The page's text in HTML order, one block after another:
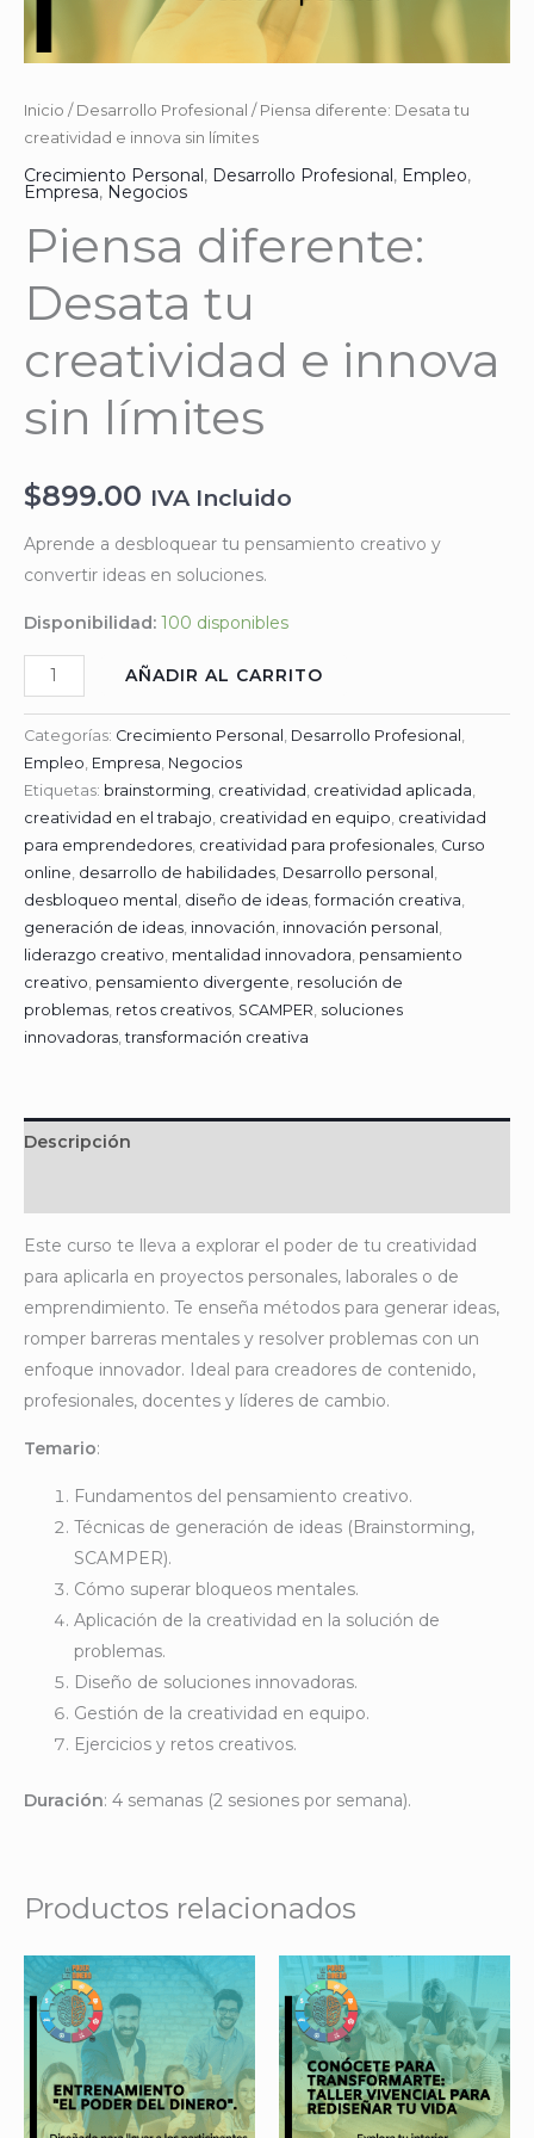
Inicio / Desarrollo Profesional / Piensa diferente: Desata tu
creatividad e innova sin límites
Crecimiento Personal, Desarrollo Profesional, Empleo,
Empresa, Negocios
Piensa diferente:
Desata tu
creatividad e innova
sin límites
$899.00 IVA Incluido
Aprende a desbloquear tu pensamiento creativo y
convertir ideas en soluciones.
Disponibilidad: 100 disponibles
AÑADIR AL CARRITO
Categorías: Crecimiento Personal Desarrollo Profesional
Empleo Empresa Negocios
Etiquetas: brainstorming creatividad creatividad aplicada
creatividad en el trabajo creatividad en equipo creatividad
para emprendedores creatividad para profesionales Curso
online desarrollo de habilidades Desarrollo personal
desbloqueo mental
diseño de ideas ,formación creativa
generación de ideas innovación innovación personal
liderazgo creativo mentalidad innovadora pensamiento
creativo pensamiento divergente resolución de
problemas retos creativos SCAMPER soluciones
innovadoras ,transformación creativa
Descripción
Este curso te lleva a explorar el poder de tu creatividad
para aplicarla en proyectos personales, laborales o de
emprendimiento. Te enseña métodos para generar ideas,
romper barreras mentales y resolver problemas con un
enfoque innovador. Ideal para creadores de contenido,
profesionales, docentes y líderes de cambio.
Temario:
Fundamentos del pensamiento creativo.
Técnicas de generación de ideas (Brainstorming,
SCAMPER).
Cómo superar bloqueos mentales.
Aplicación de la creatividad en la solución de
problemas.
Diseño de soluciones innovadoras.
Gestión de la creatividad en equipo.
Ejercicios y retos creativos.
Duración: 4 semanas (2 sesiones por semana).
Productos relacionados